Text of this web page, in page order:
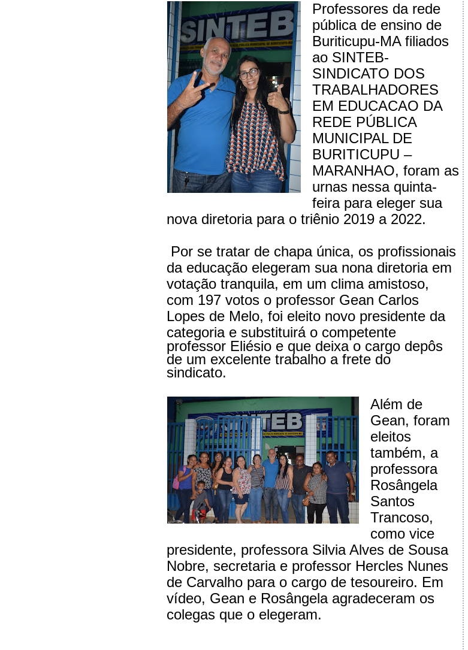
Professores da rede
pública de ensino de
Buriticupu-MA filiados
ao SINTEB-
SINDICATO DOS
TRABALHADORES
EM EDUCACAO DA
REDE PÚBLICA
MUNICIPAL DE
BURITICUPU –
MARANHAO, foram as
urnas nessa quinta-
feira para eleger sua
nova diretoria para o triênio 2019 a 2022.
Por se tratar de chapa única, os profissionais
da educação elegeram sua nona diretoria em
votação tranquila, em um clima amistoso,
com 197 votos o professor Gean Carlos
Lopes de Melo, foi eleito novo presidente da
categoria e substituirá o competente
professor Eliésio e que deixa o cargo depôs
de um excelente trabalho a frete do
sindicato.
Além de
Gean, foram
eleitos
também, a
professora
Rosângela
Santos
Trancoso,
como vice
presidente, professora Silvia Alves de Sousa
Nobre, secretaria e professor Hercles Nunes
de Carvalho para o cargo de tesoureiro. Em
vídeo, Gean e Rosângela agradeceram os
colegas que o elegeram.